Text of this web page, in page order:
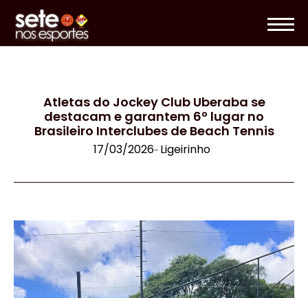
Atletas do Jockey Club Uberaba se
destacam e garantem 6º lugar no
Brasileiro Interclubes de Beach Tennis
17/03/2026- Ligeirinho